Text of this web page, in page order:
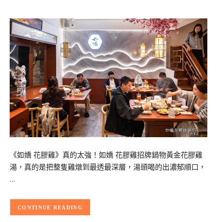
《如嬌 花膠雞》真的太強！如嬌 花膠雞招牌鍋物黃金花膠雞
湯，真的是把整隻雞燉到最透最深層，湯頭喝的出濃郁順口，
…
CONTINUE READING